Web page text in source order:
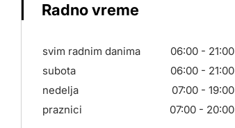
Radno vreme
svim radnim danima
06:00 - 21:00
subota
06:00 - 21:00
nedelja
07:00 - 19:00
praznici
07:00 - 20:00